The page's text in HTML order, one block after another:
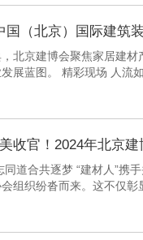
国（北京）国际建筑
北京建博会聚焦家居建
展蓝图。 精彩现场 人流
收官！2024年北京建
道合共逐梦 “建材人”携
组织纷沓而来。这不仅
有限公司营销总监...